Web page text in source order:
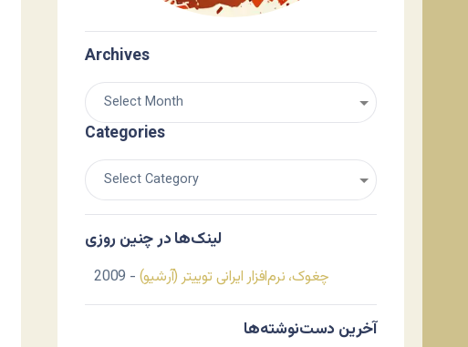
Archives
Categories
لینک‌ها در چنین روزی
چغوک، نرم‌افزار ایرانی توییتر (آرشیو) - 2009
آخرین دست‌نوشته‌ها